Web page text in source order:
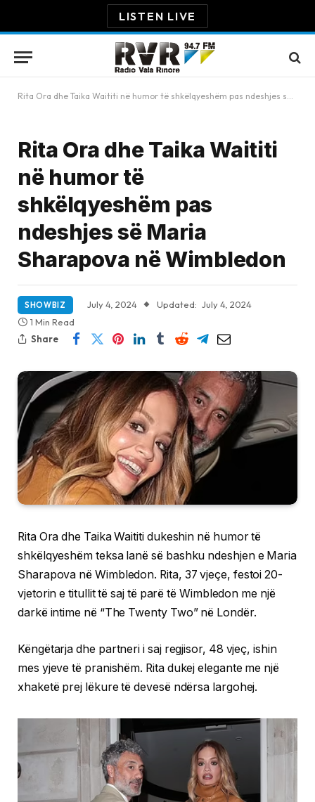
LISTEN LIVE
Rita Ora dhe Taika Waititi në humor të shkëlqyeshëm pas ndeshjes së Maria Sharapova në Wimbledon
Rita Ora dhe Taika Waititi
në humor të
shkëlqyeshëm pas
ndeshjes së Maria
Sharapova në Wimbledon
SHOWBIZ July 4, 2024 Updated: July 4, 2024
1 Min Read
Share
Rita Ora dhe Taika Waititi dukeshin në humor të
shkëlqyeshëm teksa lanë së bashku ndeshjen e Maria
Sharapova në Wimbledon. Rita, 37 vjeçe, festoi 20-
vjetorin e titullit të saj të parë të Wimbledon me një
darkë intime në “The Twenty Two” në Londër.
Këngëtarja dhe partneri i saj regjisor, 48 vjeç, ishin
mes yjeve të pranishëm. Rita dukej elegante me një
xhaketë prej lëkure të devesë ndërsa largohej.